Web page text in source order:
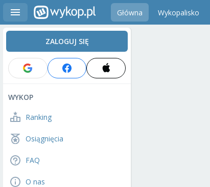
Główna Wykopalisko
ZALOGUJ SIĘ
WYKOP
Ranking
Osiągnięcia
FAQ
O nas